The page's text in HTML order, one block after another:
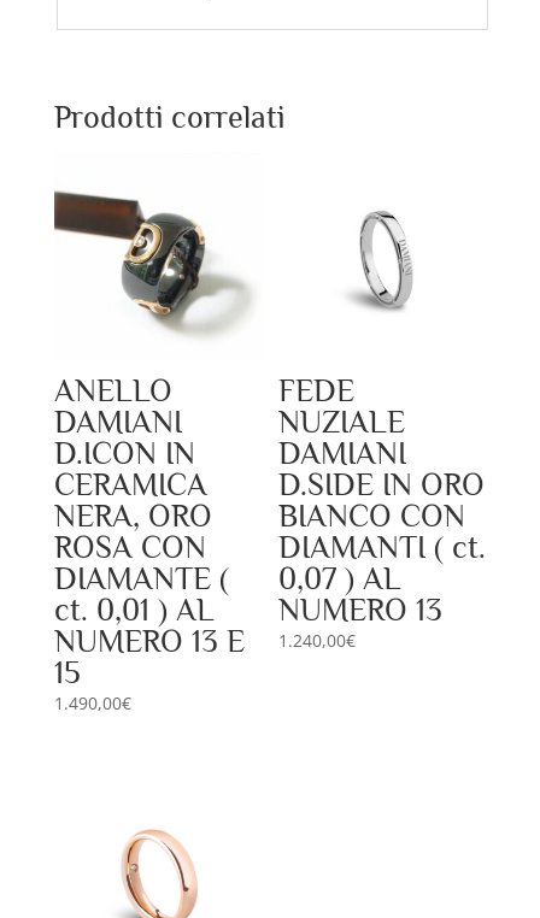
Prodotti correlati
ANELLO
DAMIANI
D.ICON IN
CERAMICA
NERA, ORO
ROSA CON
DIAMANTE (
ct. 0,01 ) AL
NUMERO 13 E
15
1.490,00€
FEDE
NUZIALE
DAMIANI
D.SIDE IN ORO
BIANCO CON
DIAMANTI ( ct.
0,07 ) AL
NUMERO 13
1.240,00€